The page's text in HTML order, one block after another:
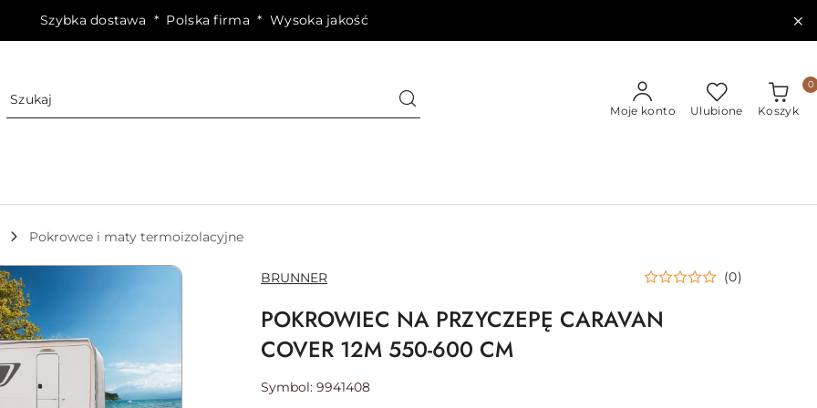
Szybka dostawa * Polska firma * Wysoka jakość
Moje konto Ulubione Koszyk
0
Pokrowce i maty termoizolacyjne
NAZWA
PRODUCENTA:
BRUNNER (0)
POKROWIEC NA PRZYCZEPĘ CARAVAN
COVER 12M 550-600 CM
Symbol: 9941408